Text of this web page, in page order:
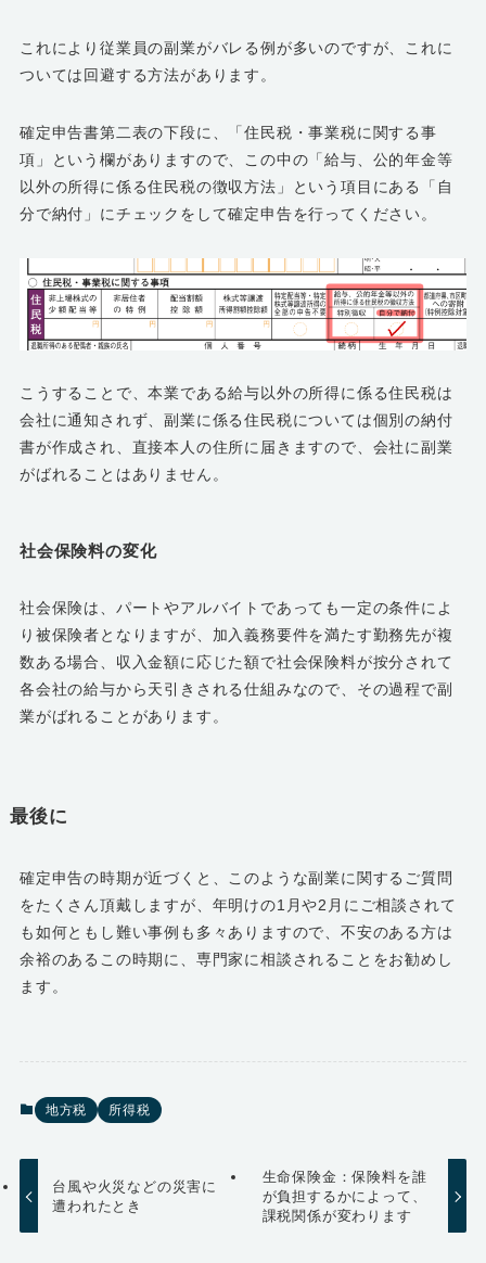
これにより従業員の副業がバレる例が多いのですが、これに
ついては回避する方法があります。
確定申告書第二表の下段に、「住民税・事業税に関する事
項」という欄がありますので、この中の「給与、公的年金等
以外の所得に係る住民税の徴収方法」という項目にある「自
分で納付」にチェックをして確定申告を行ってください。
こうすることで、本業である給与以外の所得に係る住民税は
会社に通知されず、副業に係る住民税については個別の納付
書が作成され、直接本人の住所に届きますので、会社に副業
がばれることはありません。
社会保険料の変化
社会保険は、パートやアルバイトであっても一定の条件によ
り被保険者となりますが、加入義務要件を満たす勤務先が複
数ある場合、収入金額に応じた額で社会保険料が按分されて
各会社の給与から天引きされる仕組みなので、その過程で副
業がばれることがあります。
最後に
確定申告の時期が近づくと、このような副業に関するご質問
をたくさん頂戴しますが、年明けの1月や2月にご相談されて
も如何ともし難い事例も多々ありますので、不安のある方は
余裕のあるこの時期に、専門家に相談されることをお勧めし
ます。
地方税 所得税
台風や火災などの災害に
遭われたとき
生命保険金：保険料を誰
が負担するかによって、
課税関係が変わります